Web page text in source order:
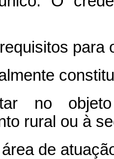
para
no objeto
rural ou à
de